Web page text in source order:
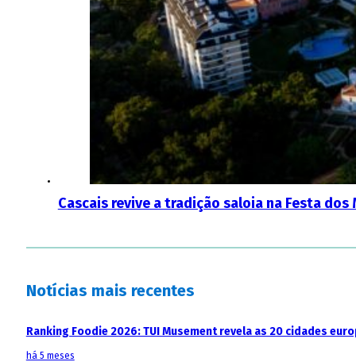
Cascais revive a tradição saloia na Festa dos
Notícias mais recentes
Ranking Foodie 2026: TUI Musement revela as 20 cidades
há 5 meses